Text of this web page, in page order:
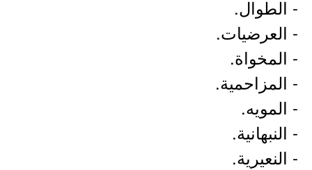
- الطوال.
- العرضيات.
- المخواة.
- المزاحمية.
- المويه.
- النبهانية.
- النعيرية.